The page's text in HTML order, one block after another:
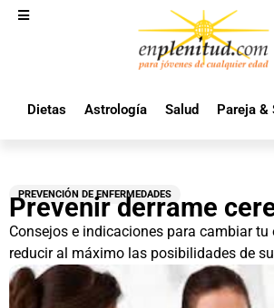
Dietas Astrología Salud Pareja &
PREVENCIÓN DE ENFERMEDADES
Prevenir derrame
Consejos e indicaciones para cambiar tu
reducir al máximo las posibilidades de